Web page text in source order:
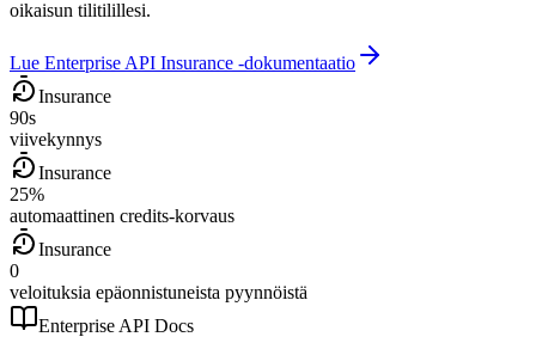
oikaisun tilitilillesi.
Lue Enterprise API Insurance -dokumentaatio
Insurance
90s
viivekynnys
Insurance
25%
automaattinen credits-korvaus
Insurance
0
veloituksia epäonnistuneista pyynnöistä
Enterprise API Docs